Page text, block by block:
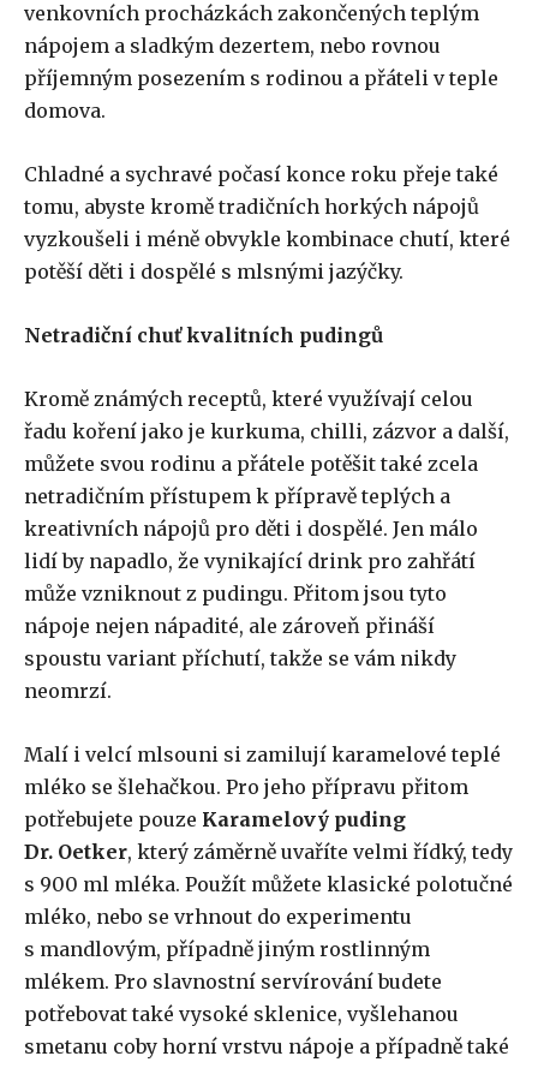
venkovních procházkách zakončených teplým
nápojem a sladkým dezertem, nebo rovnou
příjemným posezením s rodinou a přáteli v teple
domova.
Chladné a sychravé počasí konce roku přeje také
tomu, abyste kromě tradičních horkých nápojů
vyzkoušeli i méně obvykle kombinace chutí, které
potěší děti i dospělé s mlsnými jazýčky.
Netradiční chuť kvalitních pudingů
Kromě známých receptů, které využívají celou
řadu koření jako je kurkuma, chilli, zázvor a další,
můžete svou rodinu a přátele potěšit také zcela
netradičním přístupem k přípravě teplých a
kreativních nápojů pro děti i dospělé. Jen málo
lidí by napadlo, že vynikající drink pro zahřátí
může vzniknout z pudingu. Přitom jsou tyto
nápoje nejen nápadité, ale zároveň přináší
spoustu variant příchutí, takže se vám nikdy
neomrzí.
Malí i velcí mlsouni si zamilují karamelové teplé
mléko se šlehačkou. Pro jeho přípravu přitom
potřebujete pouze Karamelový puding
Dr. Oetker, který záměrně uvaříte velmi řídký, tedy
s 900 ml mléka. Použít můžete klasické polotučné
mléko, nebo se vrhnout do experimentu
s mandlovým, případně jiným rostlinným
mlékem. Pro slavnostní servírování budete
potřebovat také vysoké sklenice, vyšlehanou
smetanu coby horní vrstvu nápoje a případně také